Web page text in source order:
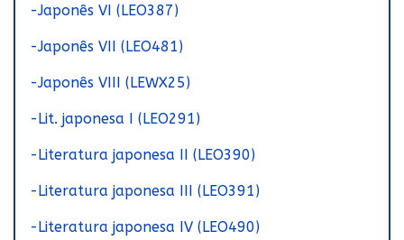
-Japonês VI (LEO387)
-Japonês VII (LEO481)
-Japonês VIII (LEWX25)
-Lit. japonesa I (LEO291)
-Literatura japonesa II (LEO390)
-Literatura japonesa III (LEO391)
-Literatura japonesa IV (LEO490)